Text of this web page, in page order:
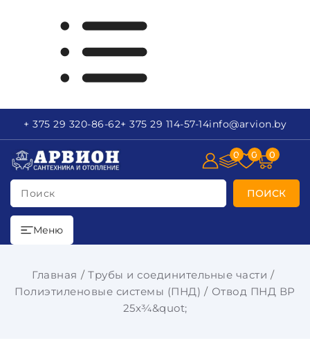
+ 375 29 320-86-62+ 375 29 114-57-14info@arvion.by
Поиск ПОИСК
0 0 0
Меню
Главная
Трубы и соединительные части
Полиэтиленовые системы (ПНД)
Отвод ПНД ВР
25х¾&quot;